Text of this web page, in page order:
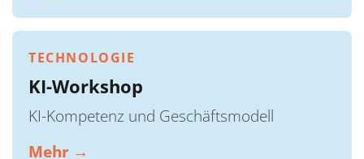
TECHNOLOGIE
KI-Workshop
KI-Kompetenz und Geschäftsmodell
Mehr →